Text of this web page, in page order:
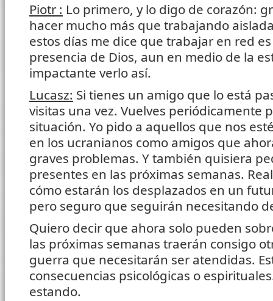
Piotr : Lo primero, y lo digo de corazón:
hacer mucho más que trabajando
estos días me dice que trabajar en red
presencia de Dios, aun en medio de la
impactante verlo así.
Lucasz: Si tienes un amigo que lo está
visitas una vez. Vuelves periódicamente
situación. Yo pido a aquellos que nos
en los ucranianos como amigos que
graves problemas. Y también quisiera
presentes en las próximas semanas.
cómo estarán los desplazados en un
pero seguro que seguirán necesitando
Quiero decir que ahora solo pueden
las próximas semanas traerán consigo
guerra que necesitarán ser atendidas.
consecuencias psicológicas o
estando.